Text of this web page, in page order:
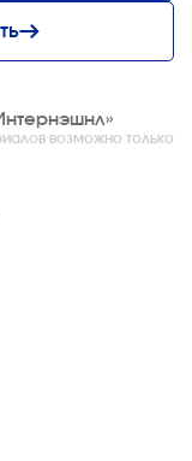
возможно только